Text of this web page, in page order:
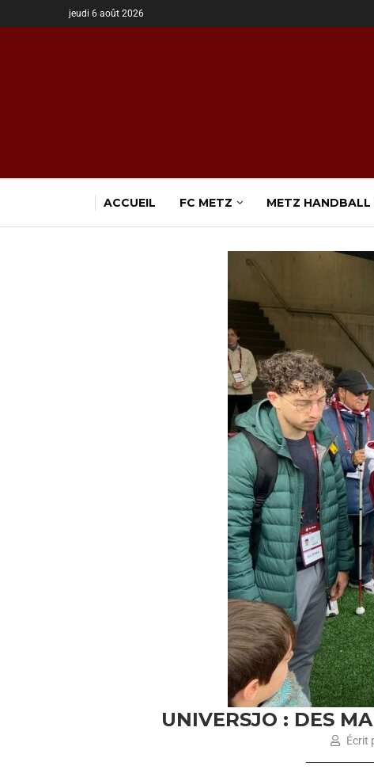
jeudi 6 août 2026
ACCUEIL FC METZ METZ HANDBALL
UNIVERSJO : DES
Écrit